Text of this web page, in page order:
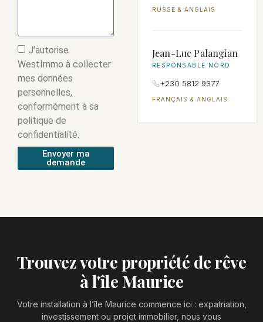
J’autorise
WestImmo à collecter
mes données
personnelles,
conformément à sa
politique de
confidentialité.
Envoyer ma
demande
RUSSE & ANGLAIS
Jean-Luc Palangian
RESPONSABLE NORD
+230 5812 9377
FRANÇAIS & ANGLAIS
Trouvez votre propriété de rêve
à l'île Maurice
Votre installation à l’île Maurice commence ici : expatriation,
investissement ou projet immobilier, nous vous